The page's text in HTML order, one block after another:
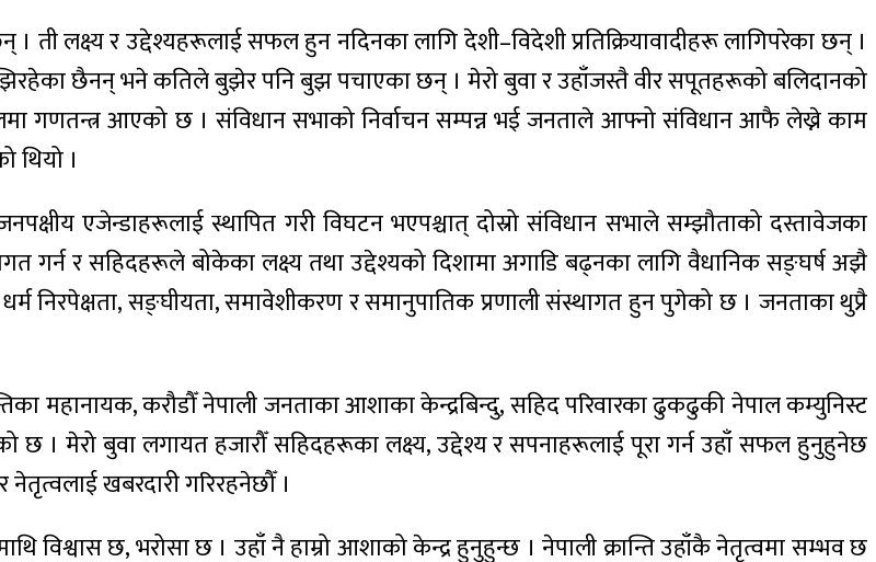
ती लक्ष्य र उद्देश्यहरूलाई सफल हुन नदिनका लागि देशी–विदेशी प्रतिक्रियावादीहरू लागिपरेका छन् ।
छैनन् भने कतिले बुझेर पनि बुझ पचाएका छन् । मेरो बुवा र उहाँजस्तै वीर सपूतहरूको बलिदानको
गणतन्त्र आएको छ । संविधान सभाको निर्वाचन सम्पन्न भई जनताले आफ्नो संविधान आफै लेख्ने काम
थियो ।
एजेन्डाहरूलाई स्थापित गरी विघटन भएपश्चात् दोस्रो संविधान सभाले सम्झौताको दस्तावेजका
गर्न र सहिदहरूले बोकेका लक्ष्य तथा उद्देश्यको दिशामा अगाडि बढ्नका लागि वैधानिक सङ्घर्ष अझै
निरपेक्षता, सङ्घीयता, समावेशीकरण र समानुपातिक प्रणाली संस्थागत हुन पुगेको छ । जनताका थुप्रै
महानायक, करौडौँ नेपाली जनताका आशाका केन्द्रबिन्दु, सहिद परिवारका ढुकढुकी नेपाल कम्युनिस्ट
छ । मेरो बुवा लगायत हजारौँ सहिदहरूका लक्ष्य, उद्देश्य र सपनाहरूलाई पूरा गर्न उहाँ सफल हुनुहुनेछ
नेतृत्वलाई खबरदारी गरिरहनेछौँ ।
विश्वास छ, भरोसा छ । उहाँ नै हाम्रो आशाको केन्द्र हुनुहुन्छ । नेपाली क्रान्ति उहाँकै नेतृत्वमा सम्भव छ